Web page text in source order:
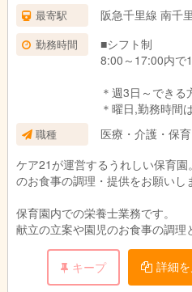
試用期間：3ヶ月
最寄駅 阪急千里線 南千
勤務時間
■シフト制
8:00～17:00内で
＊週3日～できる
＊曜日,勤務時間
職種
医療・介護・保
ケア21が運営するうれしい保育
のお食事の調理・提供をお願いし
保育園内での栄養士業務です。
献立の立案や園児のお食事の調理
園児や保育スタッフと顔を合わせ
をすぐに料理に反映でき、調理
キープ 詳細